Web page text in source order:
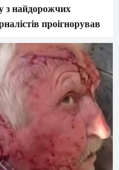
з найдорожчих
проігнорував